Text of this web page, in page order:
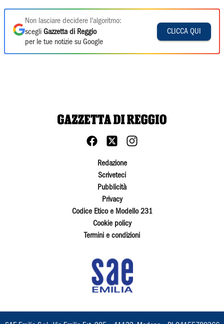
Non lasciare decidere l'algoritmo:
scegli Gazzetta di Reggio
per le tue notizie su Google
CLICCA QUI
Redazione
Scriveteci
Pubblicità
Privacy
Codice Etico e Modello 231
Cookie policy
Termini e condizioni